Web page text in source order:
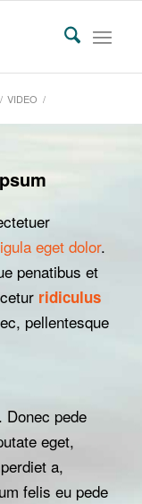
/ VIDEO /
eget dolor.
penatibus et
ridiculus
pellentesque
pede
eget,
a,
felis eu pede